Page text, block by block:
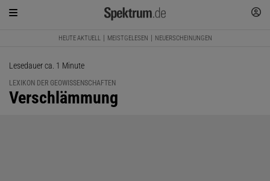
HEUTE AKTUELL MEISTGELESEN NEUERSCHEINUNGEN
Lesedauer ca. 1 Minute
LEXIKON DER GEOWISSENSCHAFTEN
:
Verschlämmung